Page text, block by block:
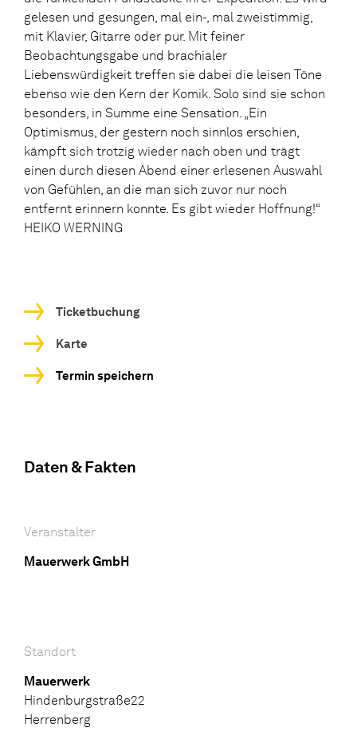
gelesen und gesungen, mal ein-, mal zweistimmig,
mit Klavier, Gitarre oder pur. Mit feiner
Beobachtungsgabe und brachialer
Liebenswürdigkeit treffen sie dabei die leisen Töne
ebenso wie den Kern der Komik. Solo sind sie schon
besonders, in Summe eine Sensation. „Ein
Optimismus, der gestern noch sinnlos erschien,
kämpft sich trotzig wieder nach oben und trägt
einen durch diesen Abend einer erlesenen Auswahl
von Gefühlen, an die man sich zuvor nur noch
entfernt erinnern konnte. Es gibt wieder Hoffnung!“
HEIKO WERNING
Ticketbuchung
Karte
Termin speichern
Daten & Fakten
Veranstalter
Mauerwerk GmbH
Standort
Mauerwerk
Hindenburgstraße22
Herrenberg